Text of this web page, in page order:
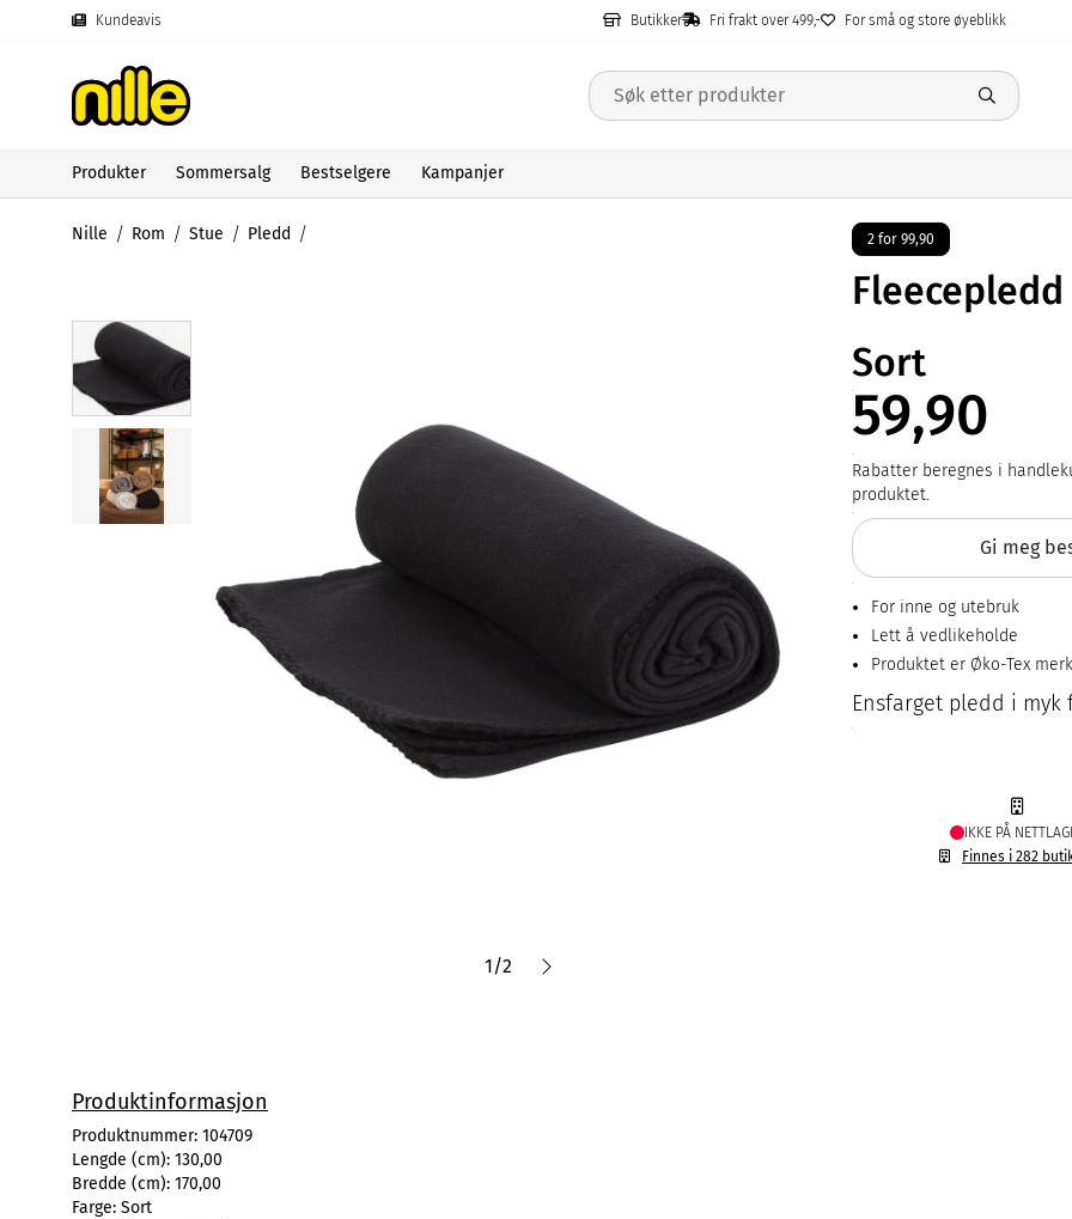
Kundeavis Butikker Fri frakt over 499,- For små og store øyeblikk
Produkter Sommersalg Bestselgere Kampanjer
Nille Rom Stue Pledd
1/2
2 for 99,90
Fleecepledd
Sort
59,90
Rabatter beregnes i
produktet.
Gi meg
For inne og utebruk
Lett å vedlikeholde
Produktet er Øko-Tex
Ensfarget pledd i myk
IKKE PÅ
Finnes i 282
Produktinformasjon
Produktnummer: 104709
Lengde (cm): 130,00
Bredde (cm): 170,00
Farge: Sort